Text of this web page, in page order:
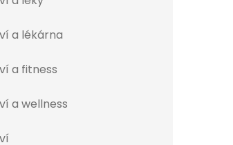
a lékárna
a fitness
a wellness